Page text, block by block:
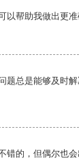
以帮助我做出更准
题总是能够及时
错的，但偶尔也